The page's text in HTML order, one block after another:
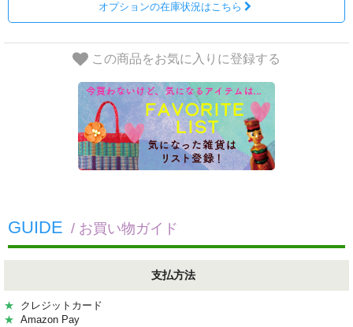
オプションの在庫状況はこちら
この商品をお気に入りに登録する
GUIDE / お買い物ガイド
支払方法
★ クレジットカード
★ Amazon Pay